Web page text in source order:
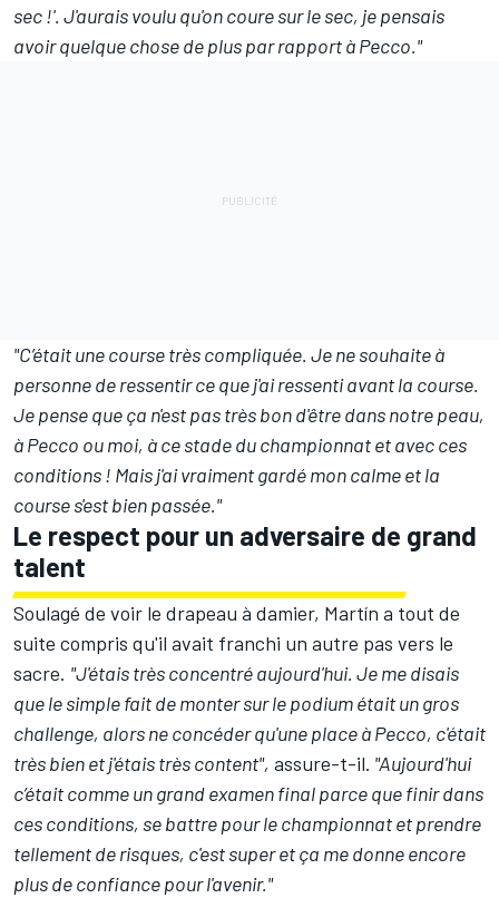
sec !'. J'aurais voulu qu'on coure sur le sec, je pensais
avoir quelque chose de plus par rapport à Pecco."
"C’était une course très compliquée. Je ne souhaite à
personne de ressentir ce que j'ai ressenti avant la course.
Je pense que ça n'est pas très bon d'être dans notre peau,
à Pecco ou moi, à ce stade du championnat et avec ces
conditions ! Mais j'ai vraiment gardé mon calme et la
course s'est bien passée."
Le respect pour un adversaire de grand
talent
Soulagé de voir le drapeau à damier, Martín a tout de
suite compris qu'il avait franchi un autre pas vers le
sacre. "J'étais très concentré aujourd'hui. Je me disais
que le simple fait de monter sur le podium était un gros
challenge, alors ne concéder qu'une place à Pecco, c'était
très bien et j'étais très content", assure-t-il. "Aujourd'hui
c’était comme un grand examen final parce que finir dans
ces conditions, se battre pour le championnat et prendre
tellement de risques, c'est super et ça me donne encore
plus de confiance pour l'avenir."